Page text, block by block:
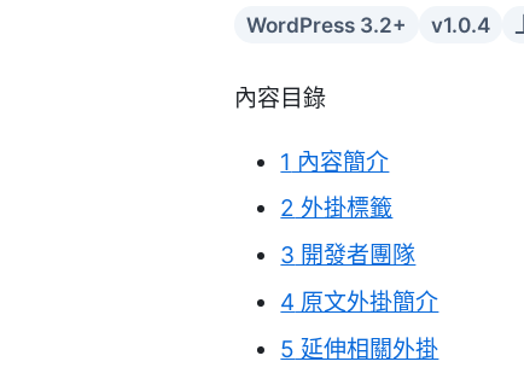
WordPress 3.2+ v1.0.4
內容目錄
1 內容簡介
2 外掛標籤
3 開發者團隊
4 原文外掛簡介
5 延伸相關外掛